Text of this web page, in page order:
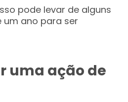
pode levar de alguns
um ano para ser
uma ação de